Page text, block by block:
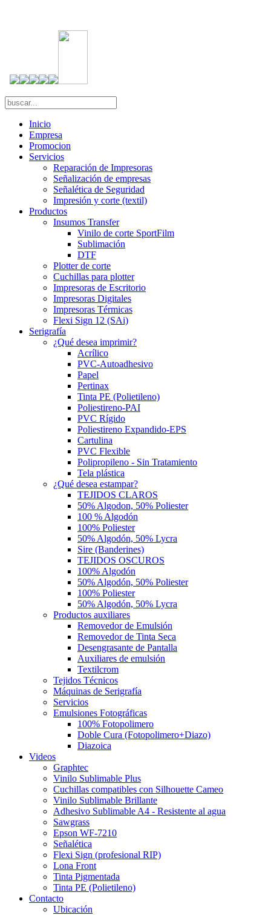
Inicio
Empresa
Promocion
Servicios
Reparación de Impresoras
Señalización de empresas
Señalética de Seguridad
Impresión y corte (textil)
Productos
Insumos Transfer
Vinilo de corte SportFilm
Sublimación
DTF
Plotter de corte
Cuchillas para plotter
Impresoras de Escritorio
Impresoras Digitales
Impresoras Térmicas
Flexi Sign 12 (SAi)
Serigrafía
¿Qué desea imprimir?
Acrílico
PVC-Autoadhesivo
Papel
Pertinax
Tinta PE (Polietileno)
Poliestireno-PAI
PVC Rígido
Poliestireno Expandido-EPS
Cartulina
PVC Flexible
Polipropileno - Sin Tratamiento
Tela plástica
¿Qué desea estampar?
TEJIDOS CLAROS
50% Algodon, 50% Poliester
100 % Algodón
100% Poliester
50% Algodón, 50% Lycra
Sire (Banderines)
TEJIDOS OSCUROS
100% Algodón
50% Algodón, 50% Poliester
100% Poliester
50% Algodón, 50% Lycra
Productos auxiliares
Removedor de Emulsión
Removedor de Tinta Seca
Desengrasante de Pantalla
Auxiliares de emulsión
Textilcrom
Tejidos Técnicos
Máquinas de Serigrafía
Servicios
Emulsiones Fotográficas
100% Fotopolimero
Doble Cura (Fotopolimero+Diazo)
Diazoica
Videos
Graphtec
Vinilo Sublimable Plus
Cuchillas compatibles con Silhouette Cameo
Vinilo Sublimable Brillante
Adhesivo Sublimable A4 - Resistente al agua
Sawgrass
Epson WF-7210
Señalética
Flexi Sign (profesional RIP)
Lona Front
Tinta Pigmentada
Tinta PE (Polietileno)
Contacto
Ubicación